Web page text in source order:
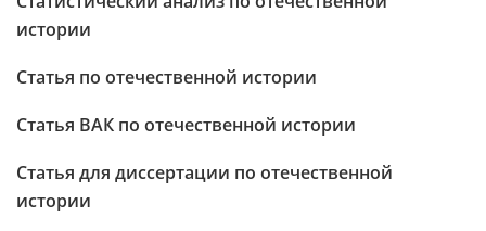
истории
Статья по отечественной истории
Статья ВАК по отечественной истории
Статья для диссертации по отечественной
истории